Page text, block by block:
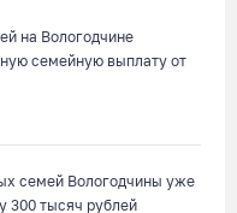
на Вологодчине
семейную выплату от
семей Вологодчины уже
300 тысяч рублей